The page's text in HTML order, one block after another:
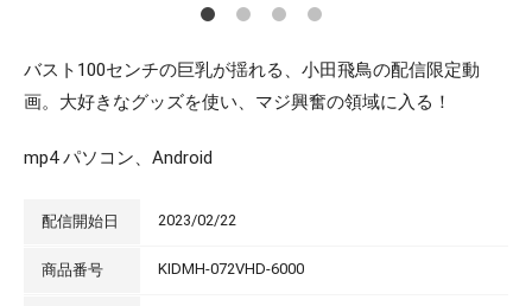
バスト100センチの巨乳が揺れる、小田飛鳥の配信限定動
画。大好きなグッズを使い、マジ興奮の領域に入る！
mp4 パソコン、Android
配信開始日 2023/02/22
商品番号 KIDMH-072VHD-6000